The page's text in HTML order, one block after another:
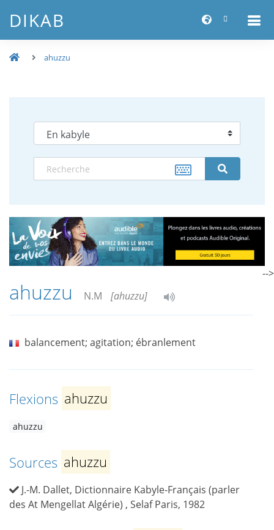
DIKAB
ahuzzu
ahuzzu N.M [ahuzzu]
balancement; agitation; ébranlement
Flexions ahuzzu
ahuzzu
Sources ahuzzu
J.-M. Dallet, Dictionnaire Kabyle-Français (parler
des At Mengellat Algérie) , Selaf Paris, 1982
-->